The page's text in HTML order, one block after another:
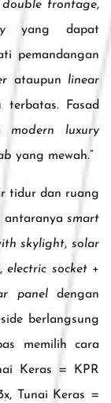
double frontage,
yang dapat
pemandangan
ataupun linear
Fasad
modern luxury
yang mewah.”
tidur dan ruang
antaranya smart
skylight, solar
,electric socket+
paneldengan
berlangsung
memilih cara
Keras = KPR
Tunai Keras =